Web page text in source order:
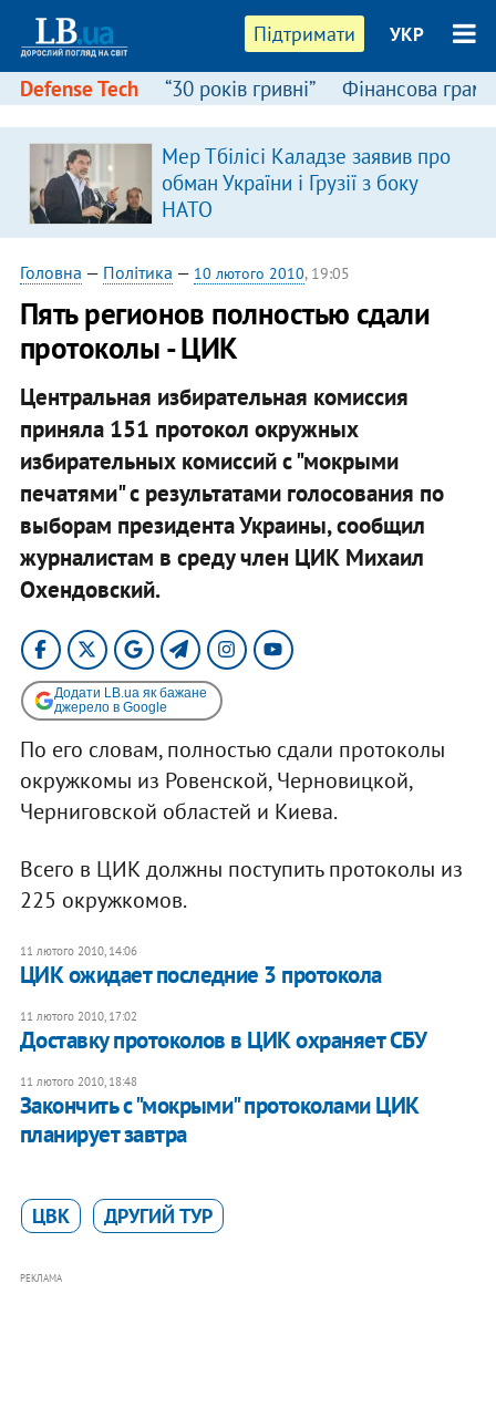
Підтримати УКР
Defense Tech “30 років гривні” Фінансова
Мер Тбілісі Каладзе заявив про
обман України і Грузії з боку
НАТО
Головна — Політика — 10 лютого 2010, 19:05
Пять регионов полностью сдали
протоколы - ЦИК
Центральная избирательная комиссия
приняла 151 протокол окружных
избирательных комиссий с "мокрыми
печатями" с результатами голосования по
выборам президента Украины, сообщил
журналистам в среду член ЦИК Михаил
Охендовский.
Додати LB.ua як бажане
джерело в Google
По его словам, полностью сдали протоколы
окружкомы из Ровенской, Черновицкой,
Черниговской областей и Киева.
Всего в ЦИК должны поступить протоколы из
225 окружкомов.
11 лютого 2010, 14:06
ЦИК ожидает последние 3 протокола
11 лютого 2010, 17:02
Доставку протоколов в ЦИК охраняет СБУ
11 лютого 2010, 18:48
Закончить с "мокрыми" протоколами ЦИК
планирует завтра
ЦВК ДРУГИЙ ТУР
РЕКЛАМА